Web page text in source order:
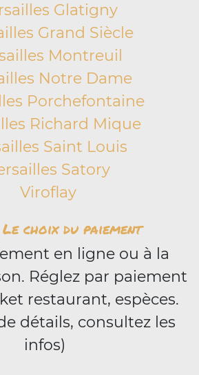
Glatigny
Grand Siècle
Montreuil
Notre Dame
Porchefontaine
Richard Mique
Saint Louis
Satory
Viroflay
Le choix du paiement
en ligne ou à la
Réglez par paiement
restaurant, espèces.
détails, consultez les
infos)